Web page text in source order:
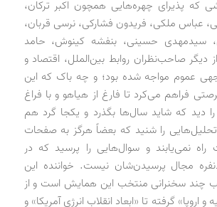
که پذیرای چهره‌هایی همچون اکبر ترکان،
عباس ملکی، فریدون فشارکی، نرسی قربان،
سید‌مهدی حسینی، بنفشه کینوش، حامد
دیگر صاحب‌نظران روابط بین‌الملل، اقتصاد و
عموم مواجه شده بود؛ و چه باک که این
فراهم می‌کرد تا فارغ از هیاهو و با فراغ
دید که شاید سال‌ها بگذرد و یکجا گرد هم
تحلیل‌هایی را شنید که بعضاً هرگز به صفحات
راه نمی‌یابند و سوال‌هایی را پرسید که در
مجال پرسیدن‌شان نیست. خواننده این
چند سخنرانی منتخب این همایش است و از
و اروپا» گرفته تا «ابعاد انقلاب انرژی آمریکا» و